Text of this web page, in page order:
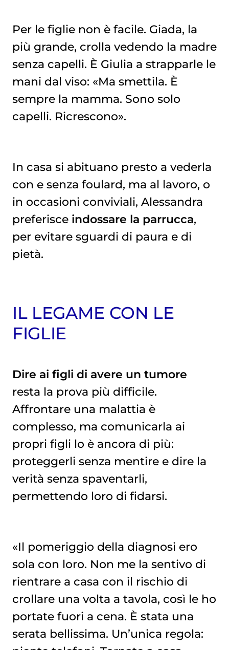
Per le figlie non è facile. Giada, la
più grande, crolla vedendo la madre
senza capelli. È Giulia a strapparle le
mani dal viso: «Ma smettila. È
sempre la mamma. Sono solo
capelli. Ricrescono».
In casa si abituano presto a vederla
con e senza foulard, ma al lavoro, o
in occasioni conviviali, Alessandra
preferisce indossare la parrucca,
per evitare sguardi di paura e di
pietà.
IL LEGAME CON LE
FIGLIE
Dire ai figli di avere un tumore
resta la prova più difficile.
Affrontare una malattia è
complesso, ma comunicarla ai
propri figli lo è ancora di più:
proteggerli senza mentire e dire la
verità senza spaventarli,
permettendo loro di fidarsi.
«Il pomeriggio della diagnosi ero
sola con loro. Non me la sentivo di
rientrare a casa con il rischio di
crollare una volta a tavola, così le ho
portate fuori a cena. È stata una
serata bellissima. Un’unica regola: